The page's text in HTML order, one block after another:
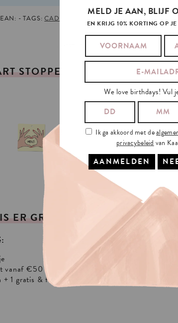
EAN: TAGS:CADEAU KERSTMIS
STOPPED SAW
IS ER GRATIS VERZENDING?
vanaf €50 of €75 in je winkelmandje.
1 gratis & free shipping
MELD JE AAN, BLIJF
EN KRIJG 10% KORTING OP JE
We love birthdays! Vul
Ik ga akkoord met de
privacybeleid van